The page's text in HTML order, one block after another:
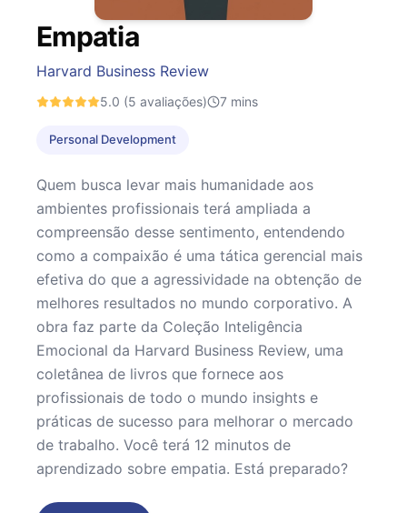
Empatia
Harvard Business Review
5.0 (5 avaliações) 7 mins
Personal Development
Quem busca levar mais humanidade aos
ambientes profissionais terá ampliada a
compreensão desse sentimento, entendendo
como a compaixão é uma tática gerencial mais
efetiva do que a agressividade na obtenção de
melhores resultados no mundo corporativo. A
obra faz parte da Coleção Inteligência
Emocional da Harvard Business Review, uma
coletânea de livros que fornece aos
profissionais de todo o mundo insights e
práticas de sucesso para melhorar o mercado
de trabalho. Você terá 12 minutos de
aprendizado sobre empatia. Está preparado?